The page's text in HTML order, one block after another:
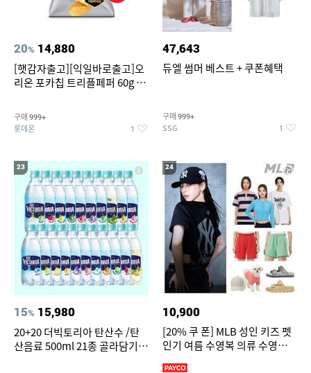
20% 14,880
[햇감자출고][익일바로출고]오
리온 포카칩 트리플페퍼 60g 12
구매 999+
롯데온 1
47,643
듀엘 썸머 베스트 + 쿠폰혜택
구매 999+
SSG 1
23
15% 15,980
20+20 더빅토리아 탄산수 /탄
산음료 500ml 21종 골라담기
24
10,900
[20% 쿠 폰] MLB 성인 키즈 펫
인기 여름 수영복 의류 수영복